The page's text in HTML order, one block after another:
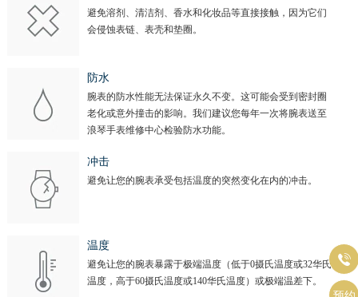
避免溶剂、清洁剂、香水和化妆品等直接接触，因为它们
会侵蚀表链、表壳和垫圈。
防水
腕表的防水性能无法保证永久不变。这可能会受到密封圈
老化或意外撞击的影响。我们建议您每年一次将腕表送至
浪琴手表维修中心检验防水功能。
冲击
避免让您的腕表承受包括温度的突然变化在内的冲击。
温度
避免让您的腕表暴露于极端温度（低于0摄氏温度或32华氏
温度，高于60摄氏温度或140华氏温度）或极端温差下。
